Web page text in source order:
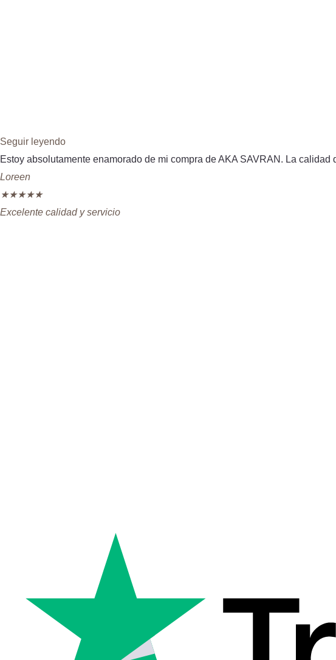
Seguir leyendo
Estoy absolutamente enamorado de mi compra de AKA SAVRAN. La
Loreen
★★★★★
Excelente calidad y servicio